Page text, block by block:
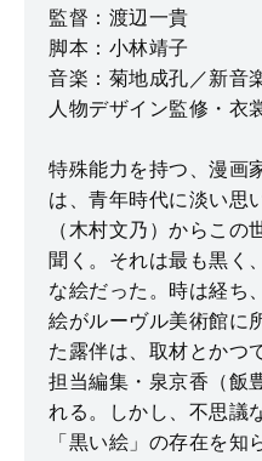
監督：渡辺一貴
脚本：小林靖子
音楽：菊地成孔／新音
人物デザイン監修・衣
特殊能力を持つ、漫画
は、青年時代に淡い思
（木村文乃）からこの
聞く。それは最も黒く
な絵だった。時は経ち
絵がルーヴル美術館に
た露伴は、取材とかつ
担当編集・泉京香（飯
れる。しかし、不思議
「黒い絵」の存在を知